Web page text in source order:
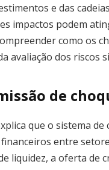
e das
impactos podem
como os
avaliação dos riscos
de
que o sistema de
entre
liquidez, a oferta de